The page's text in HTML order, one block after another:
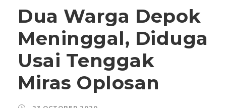
Dua Warga Depok
Meninggal, Diduga
Usai Tenggak
Miras Oplosan